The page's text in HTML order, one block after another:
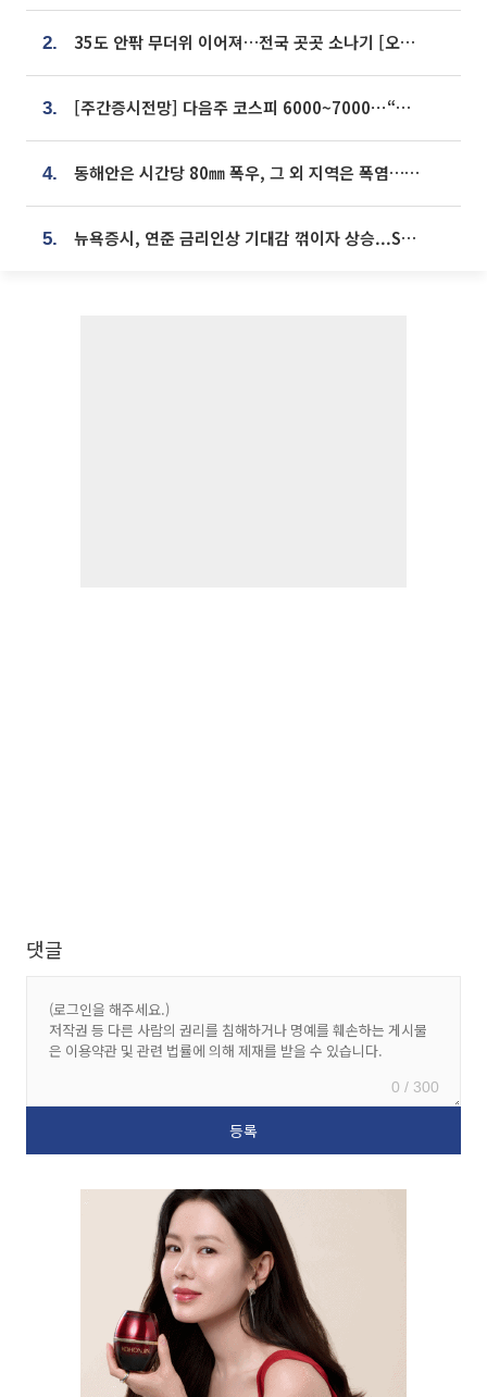
2. 35도 안팎 무더위 이어져…전국 곳곳 소나기 [오늘 날씨]
3. [주간증시전망] 다음주 코스피 6000~7000⋯“外人 수급은 정책이 변수”
4. 동해안은 시간당 80㎜ 폭우, 그 외 지역은 폭염…‘극과 극 날씨’
5. 뉴욕증시, 연준 금리인상 기대감 꺾이자 상승...S&P500 사상 최고치 [종합]
댓글
0 / 300